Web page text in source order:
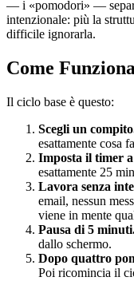
— i «pomodori» —
intenzionale: più la
difficile ignorarla.
Come
Il ciclo base è questo:
Scegli un
esattamente cosa
Imposta il timer
esattamente 25
Lavora senza
email, nessun
viene in mente
Pausa di 5
dallo schermo.
Dopo quattro
Poi ricomincia il